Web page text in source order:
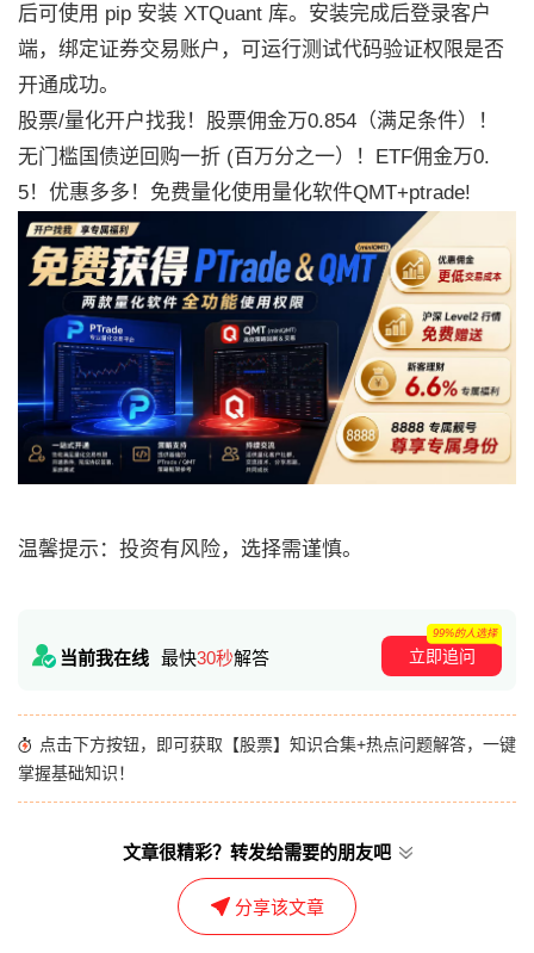
后可使用 pip 安装 XTQuant 库。安装完成后登录客户
端，绑定证券交易账户，可运行测试代码验证权限是否
开通成功。
股票/量化开户找我！股票佣金万0.854（满足条件）！
无门槛国债逆回购一折 (百万分之一）！ETF佣金万0.
5！优惠多多！免费量化使用量化软件QMT+ptrade!
温馨提示：投资有风险，选择需谨慎。
当前我在线 最快30秒解答 立即追问
99%的人选择
点击下方按钮，即可获取【股票】知识合集+热点问题解答，一键
掌握基础知识！
文章很精彩？转发给需要的朋友吧
分享该文章